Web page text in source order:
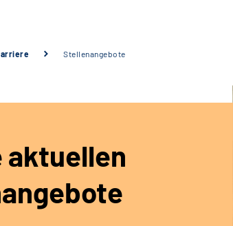
Stellenangebote
aktuellen